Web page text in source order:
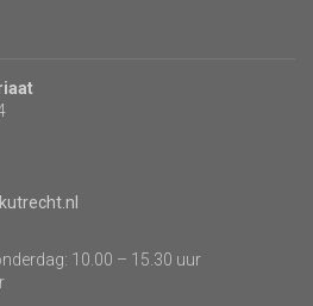
10.00 – 15.30 uur